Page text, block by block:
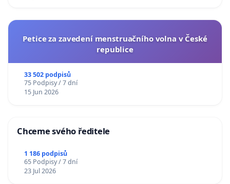
Petice za zavedení menstruačního volna v České
republice
33 502 podpisů
75 Podpisy / 7 dní
15 Jun 2026
Chceme svého ředitele
1 186 podpisů
65 Podpisy / 7 dní
23 Jul 2026